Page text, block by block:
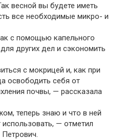
весной вы будете иметь
все необходимые микро- и
с помощью капельного
других дел и сэкономить
с мокрицей и, как при
освободить себя от
почвы, — рассказала
теперь знаю и что в ней
— отметил